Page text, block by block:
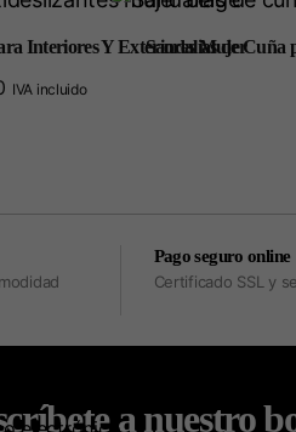
Interiores Y Exteriores Mujer
IVA incluido
Sandalias de Cuña
Pago seguro online
Certificado SSL y
a nuestro